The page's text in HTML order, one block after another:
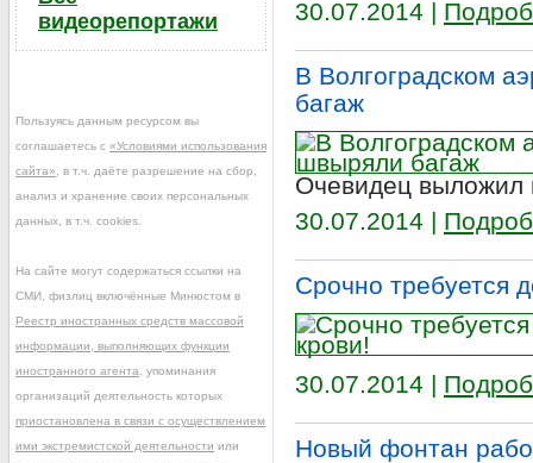
30.07.2014 |
В Волгоградском
багаж
Очевидец выложил
30.07.2014 |
Срочно требуется
30.07.2014 |
Новый фонтан
видеорепортажи
Пользуясь данным ресурсом вы
соглашаетесь с «Условиями использования
сайта» , в т.ч. даёте разрешение на сбор,
анализ и хранение своих персональных
данных, в т.ч. cookies.
На сайте могут содержаться ссылки на
СМИ, физлиц включённые Минюстом в
Реестр иностранных средств массовой
информации, выполняющих функции
иностранного агента , упоминания
организаций деятельность которых
приостановлена в связи с осуществлением
ими экстремистской деятельности или